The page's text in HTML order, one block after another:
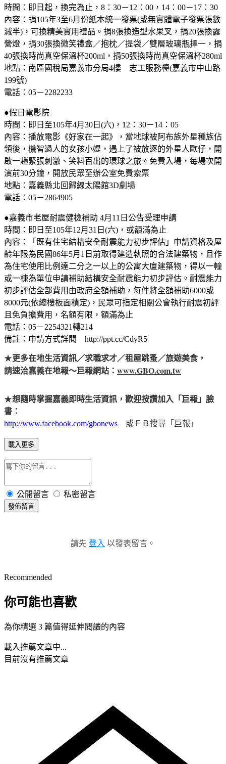
時間：即日起，換完為止，8：30－12：00，14：00－17：30
內容：捐105年3至6月份紙本統一發票(或無實體電子發票張數
減半)，可換精美實用禮品。捐8張換造型水果叉，捐20張換露
營燈，捐30張換微笑禮盒／抱枕／提袋／雙層玻璃瓶擇一，捐
40張換時尚真空保溫杯200ml，捐50張換時尚真空保溫杯280ml
地點：南區國稅局嘉義市分局4樓 志工服務檯(嘉義市中山路
199號)
電話：05－2282233
●假日電影院
時間：即日至105年4月30日(六)，12：30－14：05
內容：播放電影《好家在一起》，當地球被阿布族外星種族佔
領後，機智過人的女孩小媞，遇上了被放逐的外星人歐仔，開
啟一趟緊張刺激、笑料百出的環球之旅。免費入場，每場次開
演前30分鐘，開放民眾至辦公室免費索票
地點：嘉義縣北回歸線太陽館3D劇場
電話：05－2864905
●嘉義市老屋耐震健檢補助 4月11日公告受理申請
時間：即日至105年12月31日(六)，或額滿為止
內容：「既有住宅結構安全耐震能力初步評估」申請資格及屋
齡年限為民國86年5月1日前取得建造執照的合法建築物，且作
為住宅使用比例達二分之一以上的公寓大廈建築物，得以一幢
或一棟為單位申請補助結構安全耐震能力初步評估。耐震能力
初步評估全部費用由政府全額補助，每件將全額補助6000或
8000元(依總樓板面積定)，民眾可指定相關公會執行耐震初評
且免負擔費用，名額有限，額滿為止
電話：05－2254321轉214
備註：申請方式詳閱 http://ppt.cc/CdyR5
★更多在地生活資訊／求職求才／租屋跳蚤／旅遊美食，
請速洽嘉義在地報～巨報網站： www.GBO.com.tw
★想隨時掌握嘉義即時生活資訊，歡迎按讚加入「巨報」臉
書：
http://www.facebook.com/gbonews 或ＦＢ搜尋「巨報」
載入更多
公開留言 私密留言
發佈留言
請先 登入 以發表留言。
Recommended
你可能也喜歡
為你精選 3 篇值得延伸閱讀的內容
載入推薦文章中...
目前沒有推薦文章